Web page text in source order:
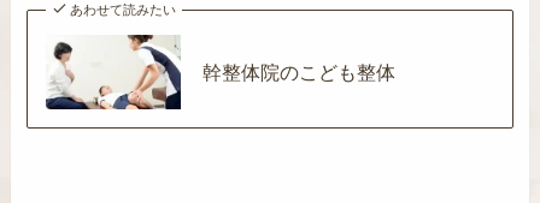
あわせて読みたい
幹整体院のこども整体